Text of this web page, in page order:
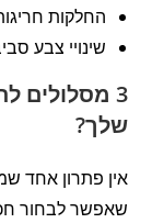
החלקות
שינויי צבע
3 מסלולים
שלך?
אין פתרון אחד
שאפשר לבחור